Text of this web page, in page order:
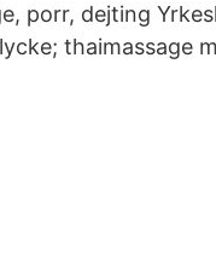
porr, dejting
thaimassage